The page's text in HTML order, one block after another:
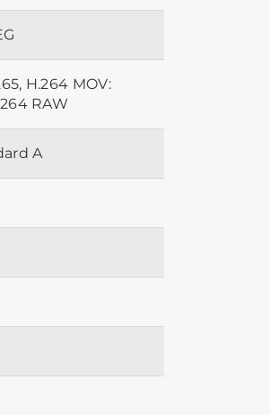
H.264 MOV:
RAW
A